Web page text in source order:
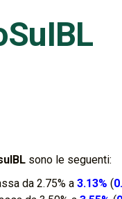
sono le seguenti:
da 2.75% a 3.13% (